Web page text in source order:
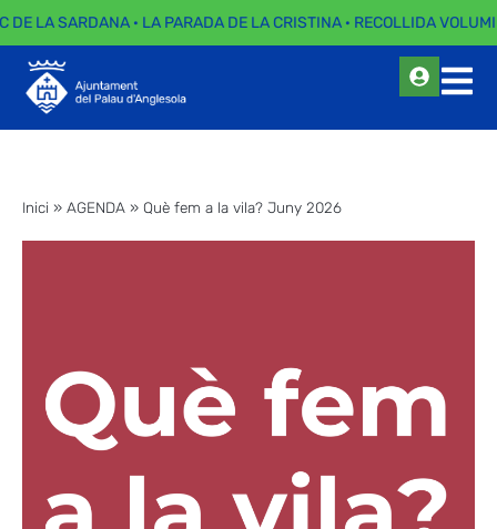
DE LA SARDANA · LA PARADA DE LA CRISTINA · RECOLLIDA
Inici » AGENDA » Què fem a la vila? Juny 2026